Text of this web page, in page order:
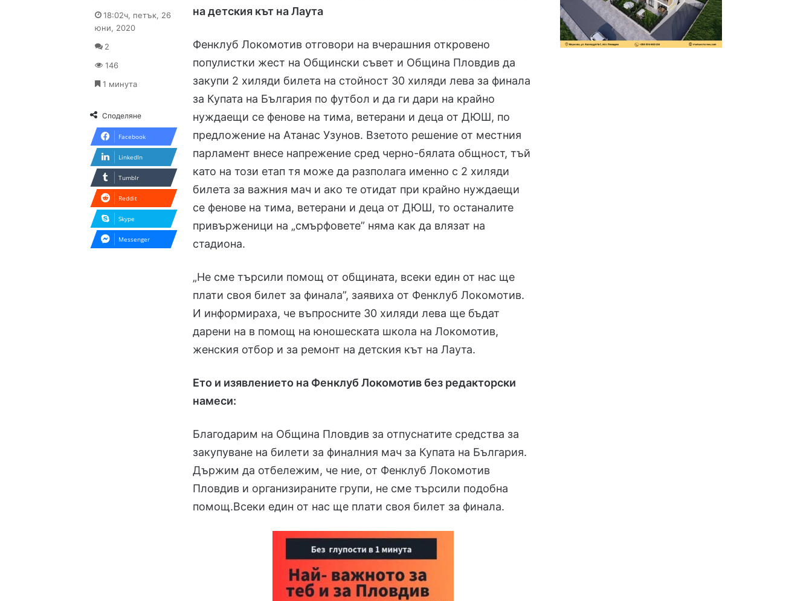
на детския кът на Лаута
Фенклуб Локомотив отговори на вчерашния откровено
популистки жест на Общински съвет и Община Пловдив да
закупи 2 хиляди билета на стойност 30 хиляди лева за финала
за Купата на България по футбол и да ги дари на крайно
нуждаещи се фенове на тима, ветерани и деца от ДЮШ, по
предложение на Атанас Узунов. Взетото решение от местния
парламент внесе напрежение сред черно-бялата общност, тъй
като на този етап тя може да разполага именно с 2 хиляди
билета за важния мач и ако те отидат при крайно нуждаещи
се фенове на тима, ветерани и деца от ДЮШ, то останалите
привърженици на „смърфовете” няма как да влязат на
стадиона.
„Не сме търсили помощ от общината, всеки един от нас ще
плати своя билет за финала”, заявиха от Фенклуб Локомотив.
И информираха, че въпросните 30 хиляди лева ще бъдат
дарени на в помощ на юношеската школа на Локомотив,
женския отбор и за ремонт на детския кът на Лаута.
Ето и изявлението на Фенклуб Локомотив без редакторски
намеси:
Благодарим на Община Пловдив за отпуснатите средства за
закупуване на билети за финалния мач за Купата на България.
Държим да отбележим, че ние, от Фенклуб Локомотив
Пловдив и организираните групи, не сме търсили подобна
помощ.Всеки един от нас ще плати своя билет за финала.
email
18:02ч, петък, 26
юни, 2020
2
146
1 минута
Споделяне
Facebook
LinkedIn
Tumblr
Reddit
Skype
Messenger